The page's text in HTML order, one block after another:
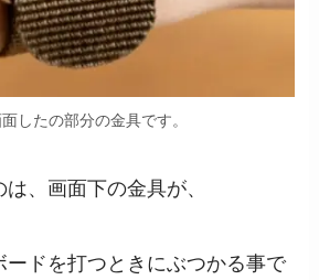
したの部分の金具です。
、画面下の金具が、
ードを打つときにぶつかる事で